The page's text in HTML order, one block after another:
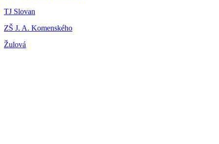
TJ Slovan
ZŠ J. A. Komenského
Žulová